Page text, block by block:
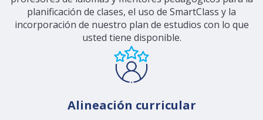
planificación de clases, el uso de SmartClass y la
incorporación de nuestro plan de estudios con lo que
usted tiene disponible.
Alineación curricular